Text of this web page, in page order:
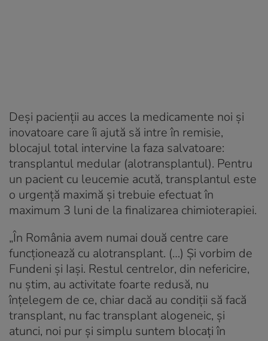
Deși pacienții au acces la medicamente noi și
inovatoare care îi ajută să intre în remisie,
blocajul total intervine la faza salvatoare:
transplantul medular (alotransplantul). Pentru
un pacient cu leucemie acută, transplantul este
o urgență maximă și trebuie efectuat în
maximum 3 luni de la finalizarea chimioterapiei.
„În România avem numai două centre care
funcționează cu alotransplant. (…) Și vorbim de
Fundeni și Iași. Restul centrelor, din nefericire,
nu știm, au activitate foarte redusă, nu
înțelegem de ce, chiar dacă au condiții să facă
transplant, nu fac transplant alogeneic, și
atunci, noi pur și simplu suntem blocați în